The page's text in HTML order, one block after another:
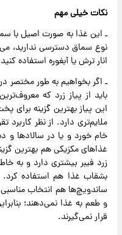
نکات خیلی مهم
ـ این غذا به صورت اصیل با
نوع سماق دسترسی ندارید،
انار ترش یا آبغوره استفاده
ـ اگر بخواهیم به طور مختصر
باید از پیاز زرد که
این پیاز بهترین گزینه برای
ملایم‌تری دارد. از نظر
خام خورد و یا در سالادها و
غذاهای مکزیکی هم بهترین
زرد فیبر بیشتری دارد و به
بشقاب غذا هم استفاده کرد.
ساندویچ‌ها هم انتخاب
و طعم به غذا نمی‌دهند؛
قرار نمی‌گیرند.